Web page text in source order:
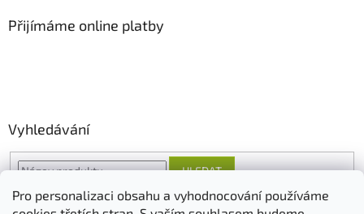
Pro personalizaci obsahu a vyhodnocování používáme
Přijímáme online platby
Vyhledávání
HLEDAT